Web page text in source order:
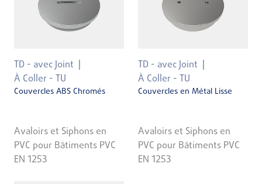
TD - avec Joint
À Coller - TU
Couvercles ABS Chromés
Avaloirs et Siphons en
PVC pour Bâtiments PVC
EN 1253
TD - avec Joint
À Coller - TU
Couvercles en Métal Lisse
Avaloirs et Siphons en
PVC pour Bâtiments PVC
EN 1253